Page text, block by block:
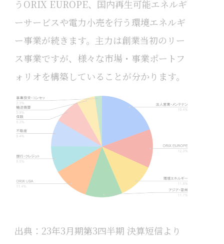
うORIX EUROPE、国内再生可能エネルギ
ーサービスや電力小売を行う環境エネルギ
ー事業が続きます。主力は創業当初のリー
ス事業ですが、様々な市場・事業ポートフ
ォリオを構築していることが分かります。
出典：23年3月期第3四半期 決算短信より